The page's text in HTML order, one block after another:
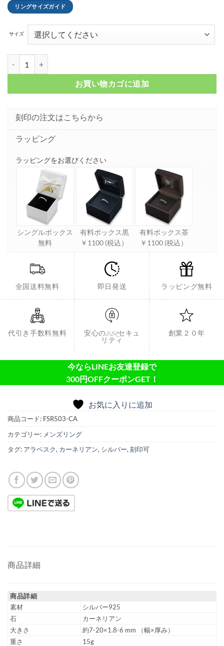
リングサイズガイド
サイズ
お買い物カゴに追加
刻印の注文はこちらから
ラッピング
ラッピングをお選びください
シングルボックス
無料
有料ボックス黒
￥1100 (税込）
有料ボックス茶
￥1100 (税込）
全国送料無料 即日発送 ラッピング無料
代引き手数料無料
安心のSSLセキュ
リティ
創業２０年
今ならLINEお友達登録で
300円OFFクーポンGET！
お気に入りに追加
商品コード: FSR503-CA
カテゴリー: メンズリング
タグ: アラベスク, カーネリアン, シルバー, 刻印可
商品詳細
商品詳細
素材
シルバー925
石
カーネリアン
大きさ
約7-20×1.8-6 mm （幅×厚み）
重さ
15g